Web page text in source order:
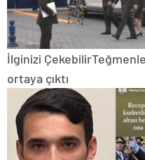
İlginizi Çekebilir
ortaya çıktı